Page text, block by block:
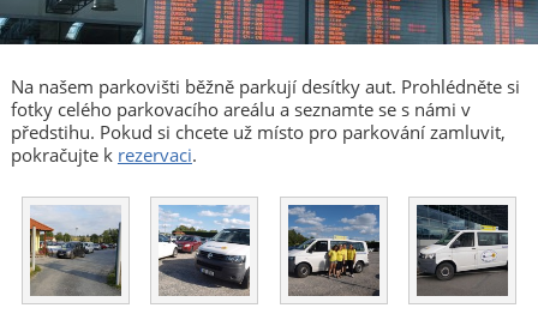
Na našem parkovišti běžně parkují desítky aut. Prohlédněte si
fotky celého parkovacího areálu a seznamte se s námi v
předstihu. Pokud si chcete už místo pro parkování zamluvit,
pokračujte k rezervaci.
Po příjezdu
O nás
Blog
Kontakt a mapa